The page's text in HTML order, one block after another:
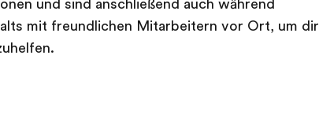
und sind anschließend auch während
mit freundlichen Mitarbeitern vor Ort, um dir